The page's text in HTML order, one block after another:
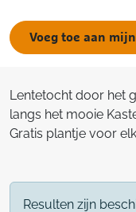
Voeg toe aan
Lentetocht door het
langs het mooie
Gratis plantje voor
Resulten zijn